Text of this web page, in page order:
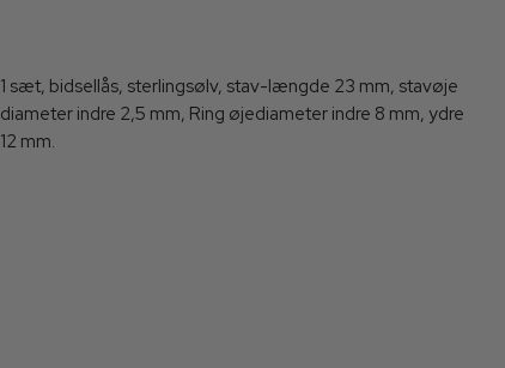
1 sæt, bidsellås, sterlingsølv, stav-længde 23 mm, stavøje
diameter indre 2,5 mm, Ring øjediameter indre 8 mm, ydre
12 mm.